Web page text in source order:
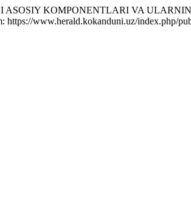
KOMPONENTLARI VA
www.herald.kokanduni.uz/index.php/